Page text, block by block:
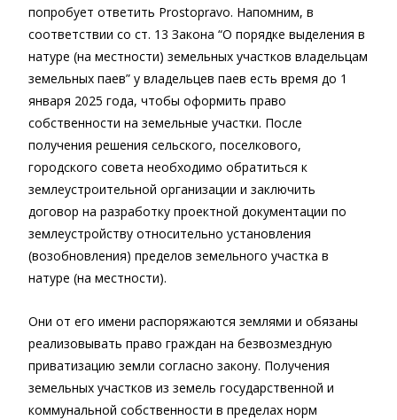
попробует ответить Prostopravo. Напомним, в
соответствии со ст. 13 Закона “О порядке выделения в
натуре (на местности) земельных участков владельцам
земельных паев” у владельцев паев есть время до 1
января 2025 года, чтобы оформить право
собственности на земельные участки. После
получения решения сельского, поселкового,
городского совета необходимо обратиться к
землеустроительной организации и заключить
договор на разработку проектной документации по
землеустройству относительно установления
(возобновления) пределов земельного участка в
натуре (на местности).
Они от его имени распоряжаются землями и обязаны
реализовывать право граждан на безвозмездную
приватизацию земли согласно закону. Получения
земельных участков из земель государственной и
коммунальной собственности в пределах норм